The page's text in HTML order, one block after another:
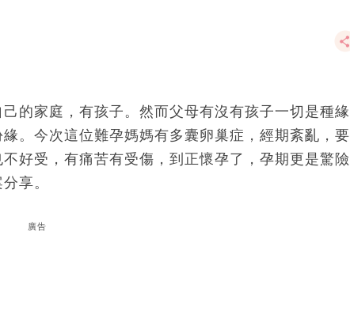
的家庭，有孩子。然而父母有沒有孩子一切是種緣
。今次這位難孕媽媽有多囊卵巢症，經期紊亂，要
好受，有痛苦有受傷，到正懷孕了，孕期更是驚險
享。
廣告